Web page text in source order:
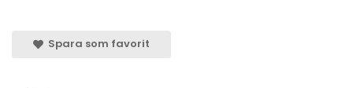
Spara som favorit